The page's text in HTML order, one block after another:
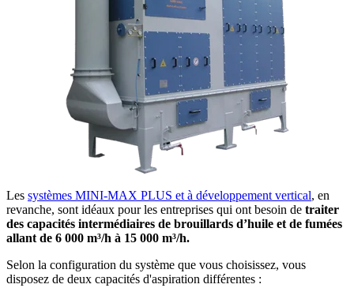
Les systèmes MINI-MAX PLUS et à développement vertical, en
revanche, sont idéaux pour les entreprises qui ont besoin de traiter
des capacités intermédiaires de brouillards d’huile et de fumées
allant de 6 000 m³/h à 15 000 m³/h.
Selon la configuration du système que vous choisissez, vous
disposez de deux capacités d'aspiration différentes :